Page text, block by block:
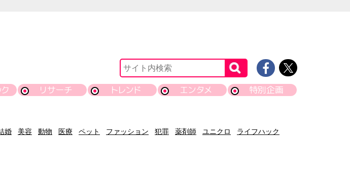
リサーチ トレンド エンタメ 特別企画
婚 美容 動物 医療 ペット ファッション 犯罪 薬剤師 ユニクロ
ライフハック